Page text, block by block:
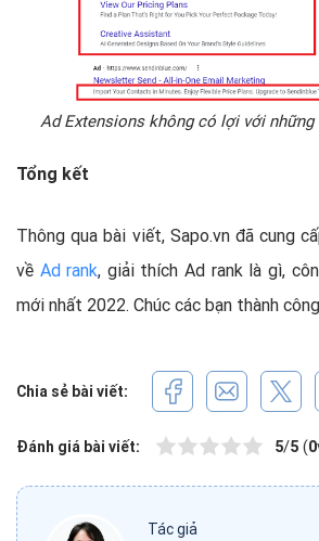
Ad Extensions không có lợi với những
Tổng kết
Thông qua bài viết, Sapo.vn đã cung
về Ad rank, giải thích Ad rank là gì,
mới nhất 2022. Chúc các bạn thành
Chia sẻ bài viết:
Đánh giá bài viết: 5/5 (0
Tác giả